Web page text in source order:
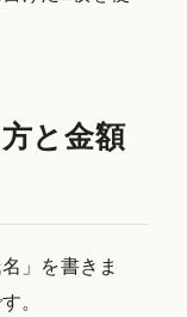
と金額
」を書きま
。